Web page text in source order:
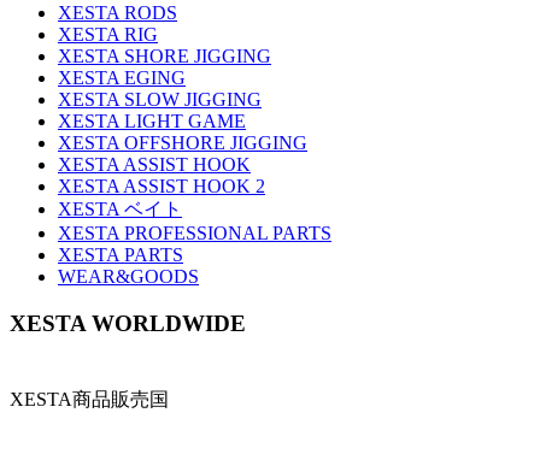
XESTA RODS
XESTA RIG
XESTA SHORE JIGGING
XESTA EGING
XESTA SLOW JIGGING
XESTA LIGHT GAME
XESTA OFFSHORE JIGGING
XESTA ASSIST HOOK
XESTA ASSIST HOOK 2
XESTA ベイト
XESTA PROFESSIONAL PARTS
XESTA PARTS
WEAR&GOODS
XESTA WORLDWIDE
XESTA商品販売国